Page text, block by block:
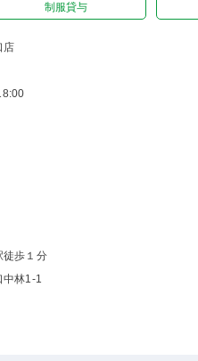
制服貸与
店
徒歩１分
中林1-1